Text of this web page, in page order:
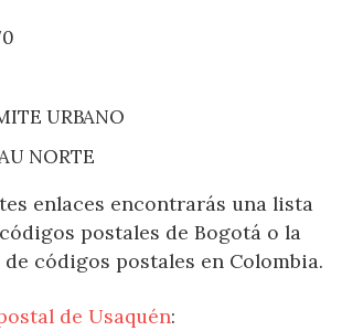
URBANO
NORTE
enlaces encontrarás una lista
postales de Bogotá o la
códigos postales en Colombia.
de Usaquén: